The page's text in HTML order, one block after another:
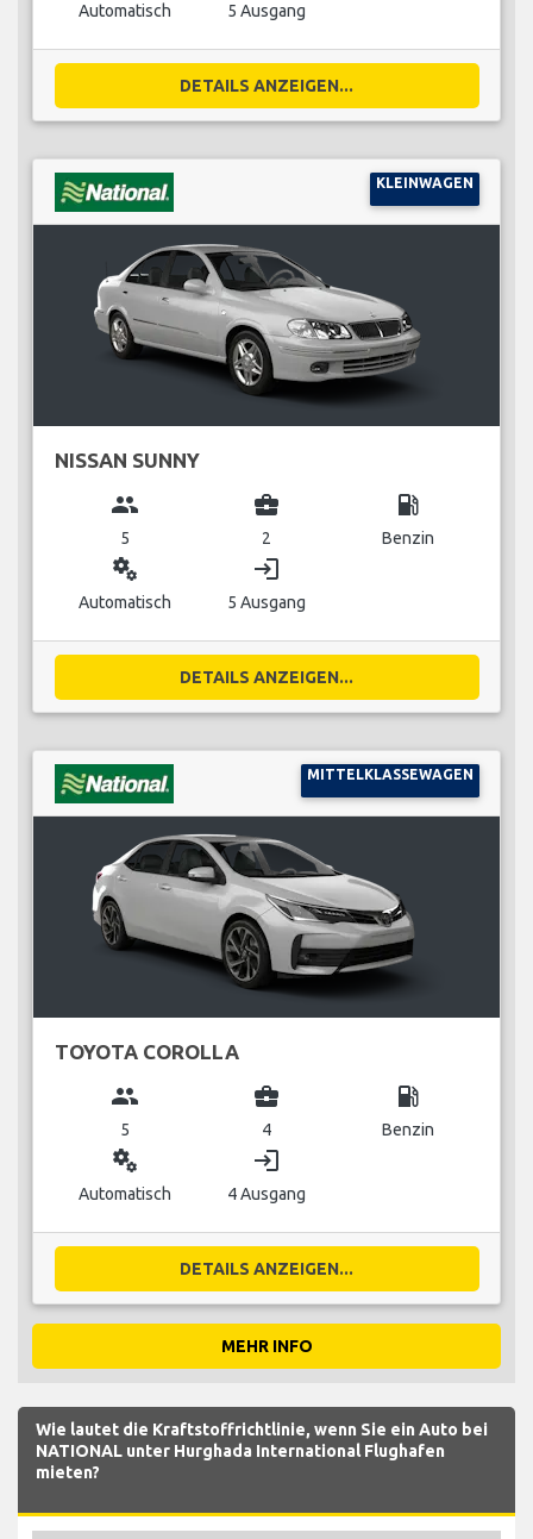
Automatisch 5 Ausgang
DETAILS ANZEIGEN...
KLEINWAGEN
NISSAN SUNNY
group
5
business_center
2
local_gas_station
Benzin
miscellaneous_services
Automatisch
login
5 Ausgang
DETAILS ANZEIGEN...
MITTELKLASSEWAGEN
TOYOTA COROLLA
group
5
business_center
4
local_gas_station
Benzin
miscellaneous_services
Automatisch
login
4 Ausgang
DETAILS ANZEIGEN...
MEHR INFO
Wie lautet die Kraftstoffrichtlinie, wenn Sie ein Auto bei
NATIONAL unter Hurghada International Flughafen
mieten?